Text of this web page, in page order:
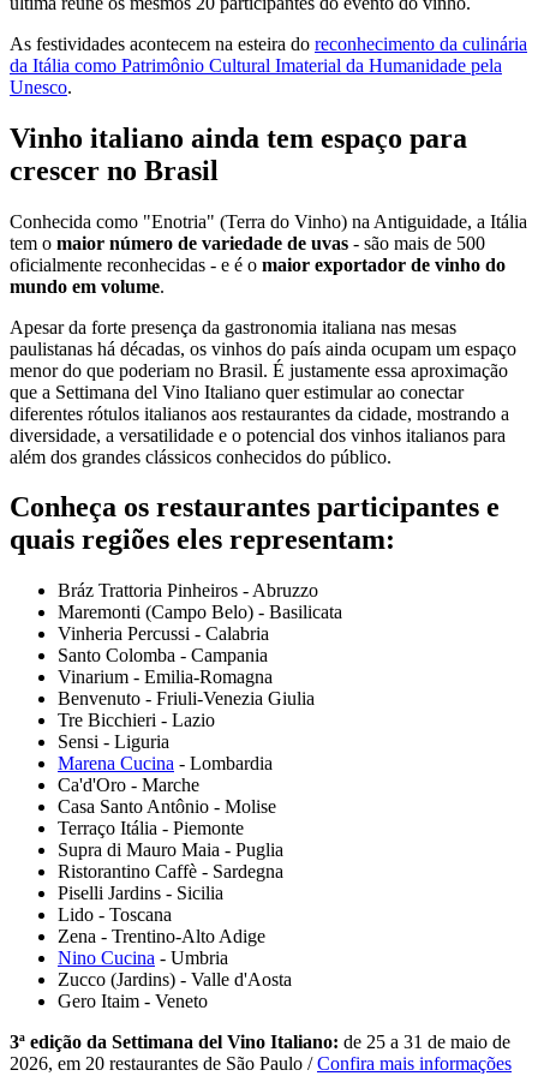
As festividades acontecem na esteira do reconhecimento da culinária
da Itália como Patrimônio Cultural Imaterial da Humanidade pela
Unesco.
Vinho italiano ainda tem espaço para
crescer no Brasil
Conhecida como "Enotria" (Terra do Vinho) na Antiguidade, a Itália
tem o maior número de variedade de uvas - são mais de 500
oficialmente reconhecidas - e é o maior exportador de vinho do
mundo em volume.
Apesar da forte presença da gastronomia italiana nas mesas
paulistanas há décadas, os vinhos do país ainda ocupam um espaço
menor do que poderiam no Brasil. É justamente essa aproximação
que a Settimana del Vino Italiano quer estimular ao conectar
diferentes rótulos italianos aos restaurantes da cidade, mostrando a
diversidade, a versatilidade e o potencial dos vinhos italianos para
além dos grandes clássicos conhecidos do público.
Conheça os restaurantes participantes e
quais regiões eles representam:
Bráz Trattoria Pinheiros - Abruzzo
Maremonti (Campo Belo) - Basilicata
Vinheria Percussi - Calabria
Santo Colomba - Campania
Vinarium - Emilia-Romagna
Benvenuto - Friuli-Venezia Giulia
Tre Bicchieri - Lazio
Sensi - Liguria
Marena Cucina - Lombardia
Ca'd'Oro - Marche
Casa Santo Antônio - Molise
Terraço Itália - Piemonte
Supra di Mauro Maia - Puglia
Ristorantino Caffè - Sardegna
Piselli Jardins - Sicilia
Lido - Toscana
Zena - Trentino-Alto Adige
Nino Cucina - Umbria
Zucco (Jardins) - Valle d'Aosta
Gero Itaim - Veneto
3ª edição da Settimana del Vino Italiano: de 25 a 31 de maio de
2026, em 20 restaurantes de São Paulo /Confira mais informações